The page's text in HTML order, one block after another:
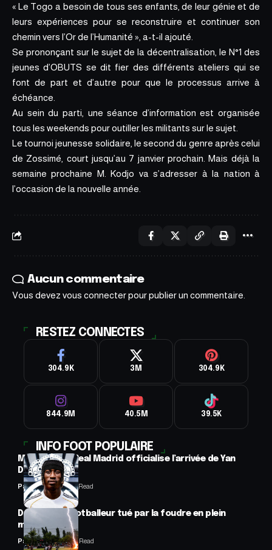
« Le Togo a besoin de tous ses enfants, de leur génie et de
leurs expériences pour se reconstruire et continuer son
chemin vers l’Or de l’Humanité », a-t-il ajouté.
Se prononçant sur le sujet de la décentralisation, le N°1 des
jeunes d’OBUTS se dit fier des différents ateliers qui se
font de part et d’autre pour que le processus arrive à
échéance.
Au sein du parti, une séance d’information est organisée
tous les weekends pour outiller les militants sur le sujet.
Le tournoi jeunesse solidaire, le second du genre après celui
de Zossimé, court jusqu’au 7 janvier prochain. Mais déjà la
semaine prochaine M. Kodjo va s’adresser à la nation à
l’occasion de la nouvelle année.
Aucun commentaire
Vous devez vous connecterpour publier un commentaire.
RESTEZ CONNECTES
304.9K 3M 304.9K
844.9M 40.5M 39.5K
INFO FOOT POPULAIRE
Mercato : Le Real Madrid officialise l’arrivée de Yan
Diomandé
Panafrofoot1 Min Read
Drame : un footballeur tué par la foudre en plein
match
Panafrofoot2 Min Read